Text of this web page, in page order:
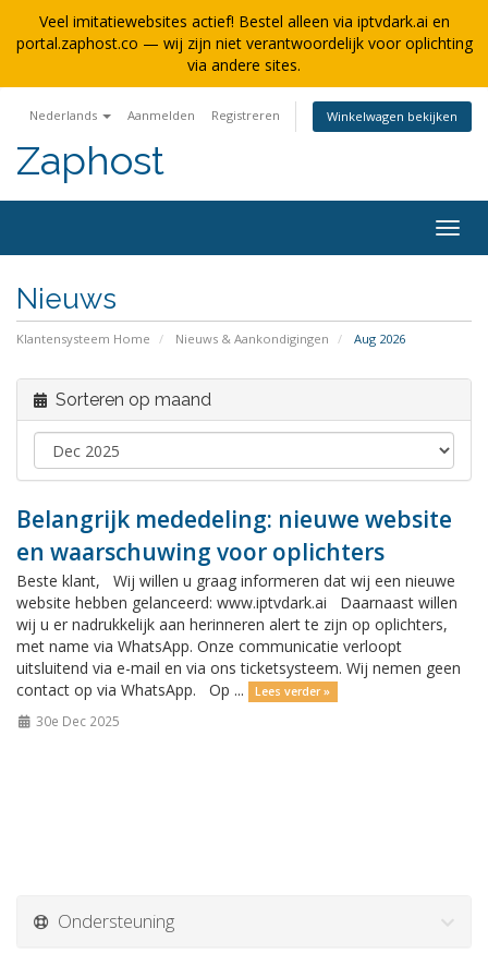
Veel imitatiewebsites actief! Bestel alleen via iptvdark.ai en
portal.zaphost.co — wij zijn niet verantwoordelijk voor oplichting
via andere sites.
Nederlands Aanmelden Registreren Winkelwagen bekijken
Zaphost
in-/
Nieuws
Klantensysteem Home Nieuws & Aankondigingen Aug 2026
Sorteren op maand
Belangrijk mededeling: nieuwe website
en waarschuwing voor oplichters
Beste klant, Wij willen u graag informeren dat wij een nieuwe
website hebben gelanceerd: www.iptvdark.ai Daarnaast willen
wij u er nadrukkelijk aan herinneren alert te zijn op oplichters,
met name via WhatsApp. Onze communicatie verloopt
uitsluitend via e-mail en via ons ticketsysteem. Wij nemen geen
contact op via WhatsApp. Op ...
Lees verder »
30e Dec 2025
Ondersteuning